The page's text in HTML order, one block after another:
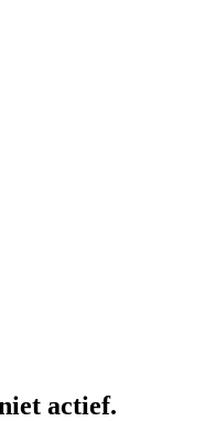
actief.